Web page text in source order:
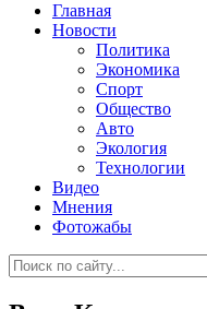
Главная
Новости
Политика
Экономика
Спорт
Общество
Авто
Экология
Технологии
Видео
Мнения
Фотожабы